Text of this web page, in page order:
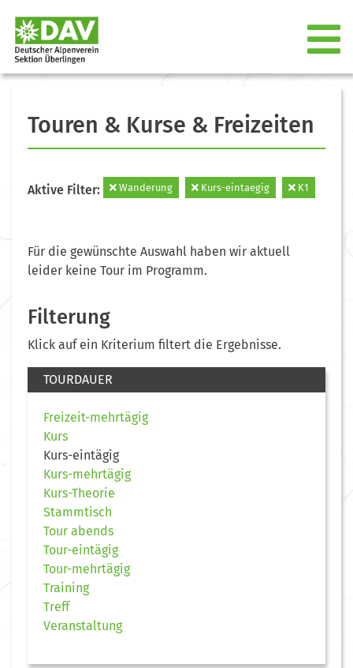
Touren & Kurse & Freizeiten
Aktive Filter: Wanderung Kurs-eintaegig K1
Für die gewünschte Auswahl haben wir aktuell
leider keine Tour im Programm.
Filterung
Klick auf ein Kriterium filtert die Ergebnisse.
TOURDAUER
Freizeit-mehrtägig
Kurs
Kurs-eintägig
Kurs-mehrtägig
Kurs-Theorie
Stammtisch
Tour abends
Tour-eintägig
Tour-mehrtägig
Training
Treff
Veranstaltung